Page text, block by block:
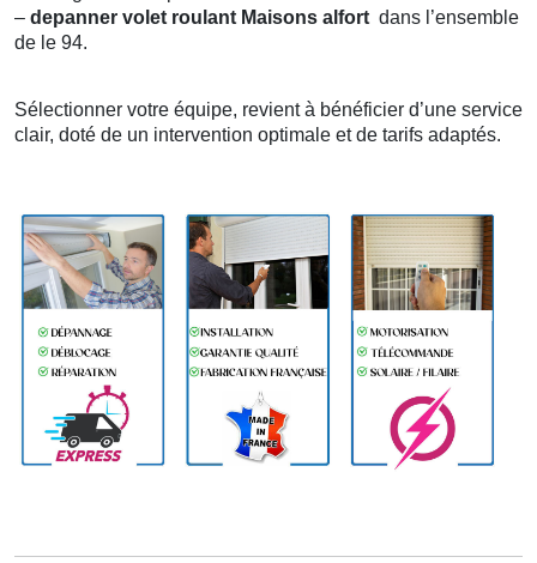
– depanner volet roulant Maisons alfort dans l’ensemble
de le 94.
Sélectionner votre équipe, revient à bénéficier d’une service
clair, doté de un intervention optimale et de tarifs adaptés.